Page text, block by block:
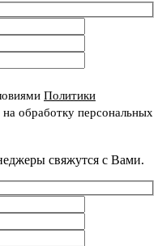
Политики
на обработку персональных
свяжутся с Вами.